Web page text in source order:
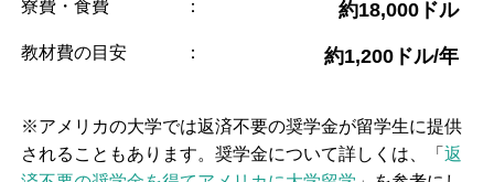
寮費・食費 ： 約18,000ドル
教材費の目安 ： 約1,200ドル/年
※アメリカの大学では返済不要の奨学金が留学生に提供
されることもあります。奨学金について詳しくは、「返